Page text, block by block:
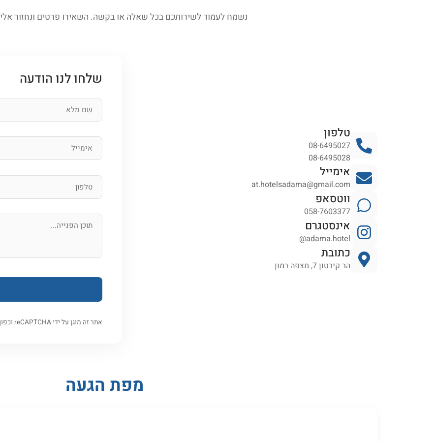
נשמח לעמוד לשירותכם בכל שאלה או בקשה. השאירו פרטים ונחזור
טלפון
08-6495027
08-6495028
אימייל
at.hotelsadama@gmail.com
ווטסאפ
058-7603377
אינסטגרם
@adama.hotel
כתובת
הר קירטון 7, מצפה רמון
שלחו לנו הודעה
אתר זה מוגן על ידי reCAPTCHA וכפוף ל
מפת הגעה